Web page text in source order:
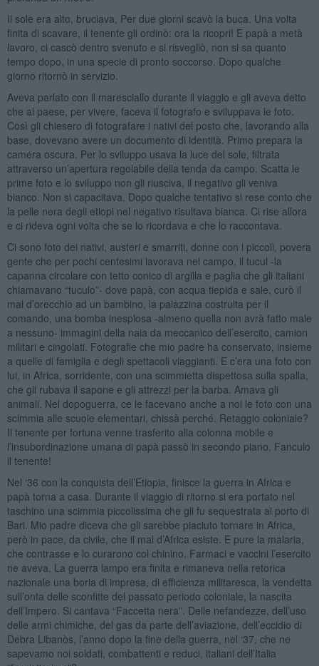
Il sole era alto, bruciava, Per due giorni scavò la buca. Una volta
finita di scavare, il tenente gli ordinò: ora la ricopri! E papà a metà
lavoro, ci cascò dentro svenuto e si risvegliò, non si sa quanto
tempo dopo, in una specie di pronto soccorso. Dopo qualche
giorno ritornò in servizio.
Aveva parlato con il maresciallo durante il viaggio e gli aveva detto
che al paese, per vivere, faceva il fotografo e sviluppava le foto.
Così gli chiesero di fotografare i nativi del posto che, lavorando alla
base, dovevano avere un documento di identità. Primo prepara la
camera oscura. Per lo sviluppo usava la luce del sole, filtrata
attraverso un’apertura regolabile della tenda da campo. Scatta le
prime foto e lo sviluppo non gli riusciva, il negativo gli veniva
bianco. Non si capacitava. Dopo qualche tentativo si rese conto che
la pelle nera degli etiopi nel negativo risultava bianca. Ci rise allora
e ci rideva ogni volta che se lo ricordava e che lo raccontava.
Ci sono foto dei nativi, austeri e smarriti, donne con i piccoli, povera
gente che per pochi centesimi lavorava nel campo, il tucul -la
capanna circolare con tetto conico di argilla e paglia che gli italiani
chiamavano “tuculo”- dove papà, con acqua tiepida e sale, curò il
mal d’orecchio ad un bambino, la palazzina costruita per il
comando, una bomba inesplosa -almeno quella non avrà fatto male
a nessuno- immagini della naia da meccanico dell’esercito, camion
militari e cingolati. Fotografie che mio padre ha conservato, insieme
a quelle di famiglia e degli spettacoli viaggianti. E c’era una foto con
lui, in Africa, sorridente, con una scimmietta dispettosa sulla spalla,
che gli rubava il sapone e gli attrezzi per la barba. Amava gli
animali. Nel dopoguerra, ce le facevano anche a noi le foto con una
scimmia alle scuole elementari, chissà perché. Retaggio coloniale?
Il tenente per fortuna venne trasferito alla colonna mobile e
l’insubordinazione umana di papà passò in secondo piano. Fanculo
il tenente!
Nel ‘36 con la conquista dell’Etiopia, finisce la guerra in Africa e
papà torna a casa. Durante il viaggio di ritorno si era portato nel
taschino una scimmia piccolissima che gli fu sequestrata al porto di
Bari. Mio padre diceva che gli sarebbe piaciuto tornare in Africa,
però in pace, da civile, che il mal d’Africa esiste. E pure la malaria,
che contrasse e lo curarono col chinino. Farmaci e vaccini l’esercito
ne aveva. La guerra lampo era finita e rimaneva nella retorica
nazionale una boria di impresa, di efficienza militaresca, la vendetta
sull’onta delle sconfitte del passato periodo coloniale, la nascita
dell’Impero. Si cantava “Faccetta nera”. Delle nefandezze, dell’uso
delle armi chimiche, del gas da parte dell’aviazione, dell’eccidio di
Debra Libanòs, l’anno dopo la fine della guerra, nel ‘37, che ne
sapevamo noi soldati, combattenti e reduci, italiani dell’Italia